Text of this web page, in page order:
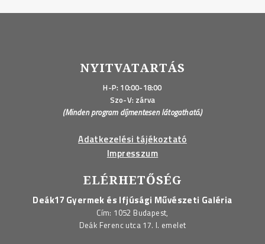
NYITVATARTÁS
H-P: 10:00-18:00
Szo-V: zárva
(Minden program díjmentesen látogatható.)
Adatkezelési tájékoztató
Impresszum
ELÉRHETŐSÉG
Deák17 Gyermek és Ifjúsági Művészeti Galéria
Cím: 1052 Budapest,
Deák Ferenc utca 17. I. emelet